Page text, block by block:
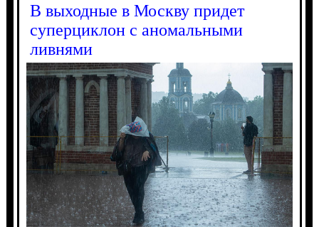
В выходные в Москву придет
суперциклон с аномальными
ливнями